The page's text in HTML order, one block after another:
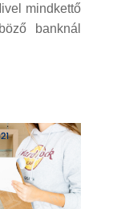
mindkettő
banknál